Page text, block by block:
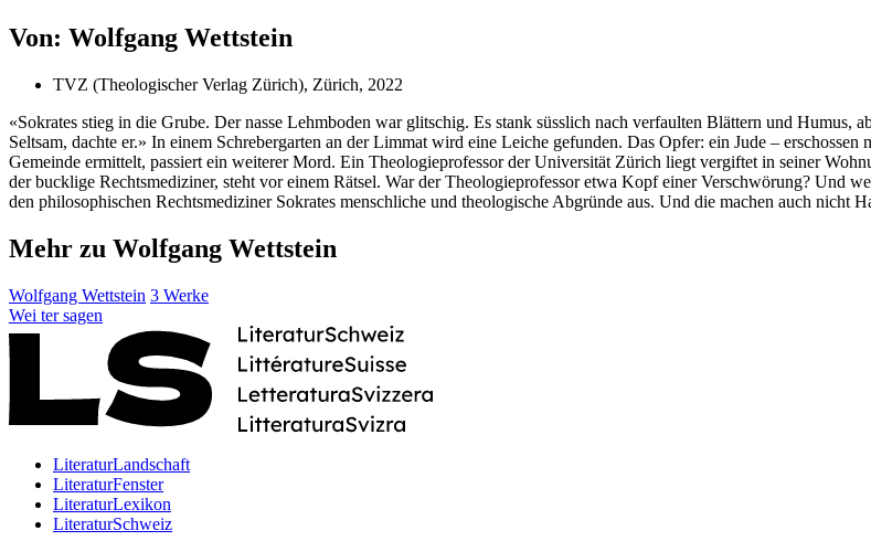
Von: Wolfgang Wettstein
TVZ (Theologischer Verlag Zürich), Zürich, 2022
«Sokrates stieg in die Grube. Der nasse Lehmboden war glitschig. Es stank süsslich nach verfaulten Blättern und Humus,
Seltsam, dachte er.» In einem Schrebergarten an der Limmat wird eine Leiche gefunden. Das Opfer: ein Jude –
Gemeinde ermittelt, passiert ein weiterer Mord. Ein Theologieprofessor der Universität Zürich liegt vergiftet in seiner
der bucklige Rechtsmediziner, steht vor einem Rätsel. War der Theologieprofessor etwa Kopf einer Verschwörung? Und
den philosophischen Rechtsmediziner Sokrates menschliche und theologische Abgründe aus. Und die machen auch nicht
Mehr zu Wolfgang Wettstein
Wolfgang Wettstein 3 Werke
Wei ter sagen
LiteraturLandschaft
LiteraturFenster
LiteraturLexikon
LiteraturSchweiz